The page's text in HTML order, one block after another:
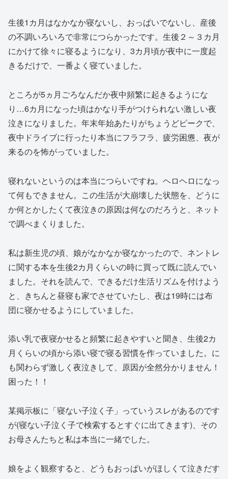
生後1カ月はなかなか寝ないし、おっぱいでないし、産後
の不調いろいろで非常につらかったです。生後２～３カ月
にかけて徐々に寝るようになり、3カ月頃が夜中に一度起
きるだけで、一番よく寝ていました。
ところが5ヵ月ごろなんだか夜中頻繁に起きるようにな
り…6カ月になった頃はかなり手がつけられない激しい夜
泣きになりました。年末年始あたりがちょうどピークで、
夜中ドライブに行ったり本当にフラフラ、疲労困憊、夜が
来るのを怖がっていました。
寝れないというのは本当につらいですね。ヘロヘロになっ
て何もできません。この生活が大崩壊した状態を、どうに
か何とかしたくて夜泣きの原因は何なのだろうと、ネット
で調べまくりました。
私は新生児の頃、娘がなかなか寝なかったので、ネントレ
に関する本を生後2カ月くらいの時に買って既に読んでい
ました。それを読んで、できるだけ生活リズムを付けよう
と、きちんと昼寝も家でさせていたし、夜は19時には布
団に寝かせるようにしていました。
添い乳で夜寝かせると頻繁に起きやすいと聞き、生後2カ
月くらいの頃から添い寝で寝る習慣を作っていました。に
も関わらず激しく夜泣きして、原因が全然分かりません！
困った！！
某掲示板に「寝ない子泣く子」っていうスレがあるのです
が(寝ない子泣く子で検索するとすぐに出てきます)、その
お母さんたちと私は本当に一緒でした。
娘をよく観察すると、どうもおっぱいがほしくて泣きだす